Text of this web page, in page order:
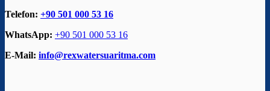
Telefon: +90 501 000 53 16
WhatsApp: +90 501 000 53 16
E-Mail: info@rexwatersuaritma.com